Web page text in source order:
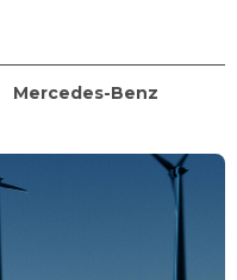
Mercedes-Benz